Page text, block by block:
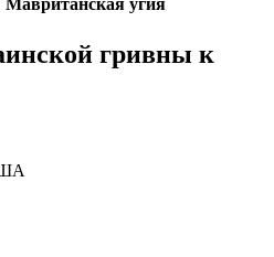
Мавританская угия
гривны к